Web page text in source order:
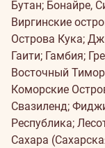
Бутан; Бонайре,
Виргинские
Острова Кука;
Гаити; Гамбия;
Восточный
Коморские
Свазиленд;
Республика;
Сахара